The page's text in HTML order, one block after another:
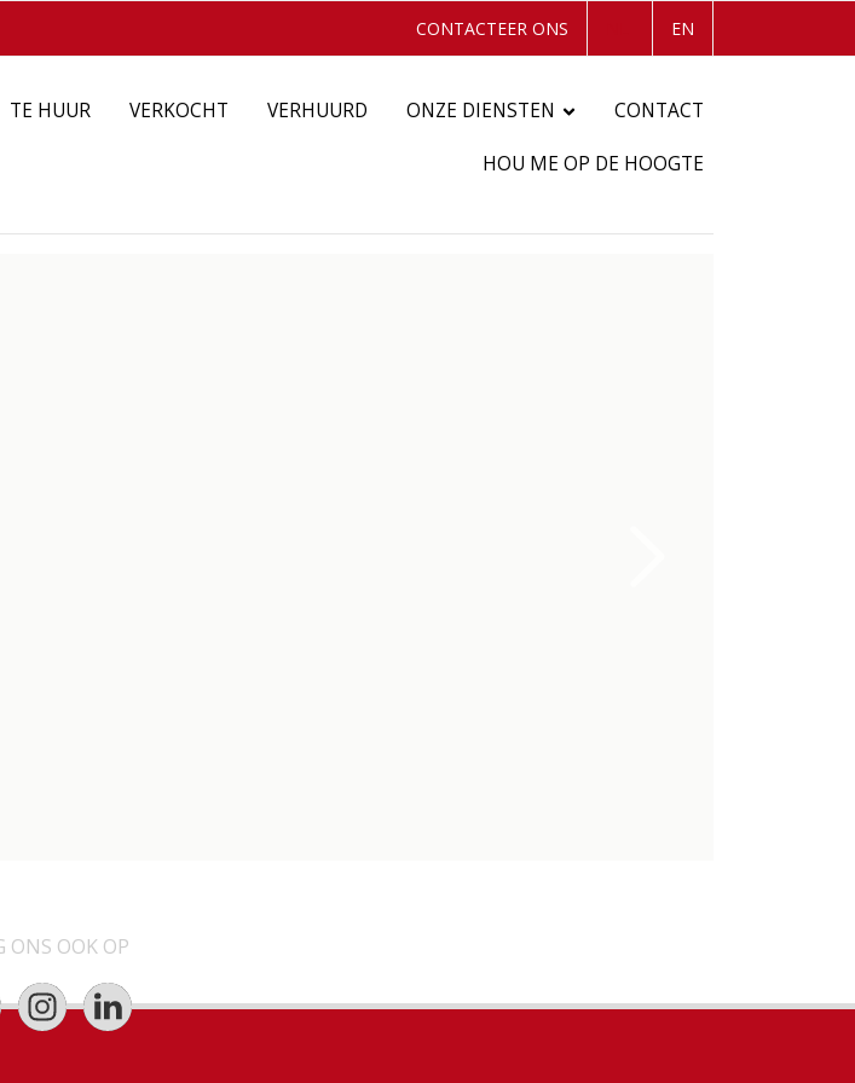
CONTACTEER ONS EN
TE HUUR VERKOCHT VERHUURD ONZE DIENSTEN CONTACT
HOU ME OP DE HOOGTE
ONS OOK OP